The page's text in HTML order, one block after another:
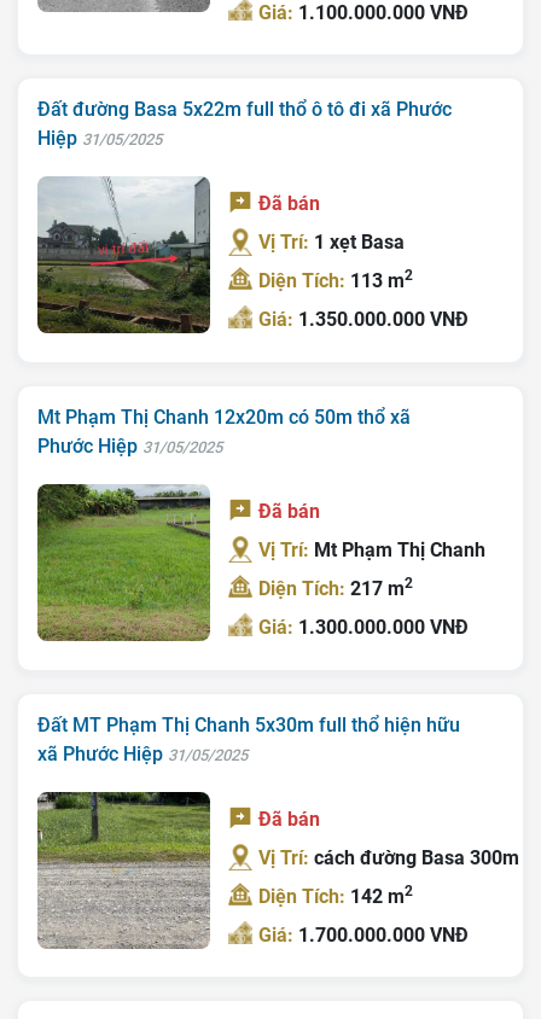
Giới Thiệu
Nhà Bán
Liên Hệ
Tin Tức
Giá: 1.100.000.000 VNĐ
Đất đường Basa 5x22m full thổ ô tô đi xã Phước
Hiệp 31/05/2025
Đã bán
Vị Trí: 1 xẹt Basa
Diện Tích: 113 m2
Giá: 1.350.000.000 VNĐ
Mt Phạm Thị Chanh 12x20m có 50m thổ xã
Phước Hiệp 31/05/2025
Đã bán
Vị Trí: Mt Phạm Thị Chanh
Diện Tích:217 m2
Giá: 1.300.000.000 VNĐ
Đất MT Phạm Thị Chanh 5x30m full thổ hiện hữu
xã Phước Hiệp 31/05/2025
Đã bán
Vị Trí:cách đường Basa 300m
Diện Tích: 142 m2
Giá: 1.700.000.000 VNĐ